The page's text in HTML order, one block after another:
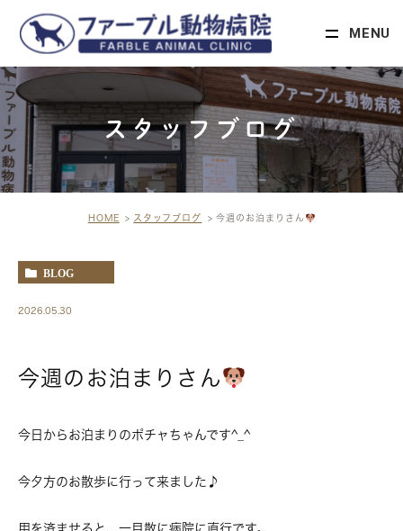
MENU
スタッフブログ
HOME スタッフブログ 今週のお泊まりさん
BLOG
2026.05.30
今週のお泊まりさん
今日からお泊まりのポチャちゃんです^_^
今夕方のお散歩に行って来ました♪
用を済ませると、一目散に病院に直行です。